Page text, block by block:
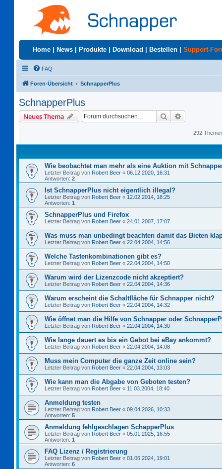
Home News Produkte Download Bestellen Support-
FAQ
Foren-Übersicht SchnapperPlus
SchnapperPlus
Neues Thema Suche
292
Wie beobachtet man mehr als eine Auktion mit
Letzter Beitrag von Robert Beer « 06.12.2020, 16:31
Antworten: 2
Ist SchnapperPlus nicht eigentlich illegal?
Letzter Beitrag von Robert Beer « 12.02.2014, 18:25
Antworten: 1
SchnapperPlus und Firefox
Letzter Beitrag von Robert Beer « 24.01.2007, 17:07
Was muss man unbedingt beachten damit das Bieten
Letzter Beitrag von Robert Beer « 22.04.2004, 14:56
Welche Tastenkombinationen gibt es?
Letzter Beitrag von Robert Beer « 22.04.2004, 14:50
Warum wird der Lizenzcode nicht akzeptiert?
Letzter Beitrag von Robert Beer « 22.04.2004, 14:36
Warum erscheint die Schaltfläche für Schnapper nicht?
Letzter Beitrag von Robert Beer « 22.04.2004, 14:32
Wie öffnet man die Hilfe von Schnapper oder
Letzter Beitrag von Robert Beer « 22.04.2004, 14:30
Wie lange dauert es bis ein Gebot bei eBay ankommt?
Letzter Beitrag von Robert Beer « 22.04.2004, 14:08
Muss mein Computer die ganze Zeit online sein?
Letzter Beitrag von Robert Beer « 22.04.2004, 13:03
Wie kann man die Abgabe von Geboten testen?
Letzter Beitrag von Robert Beer « 11.03.2004, 18:40
Anmeldung testen
Letzter Beitrag von Robert Beer « 09.04.2026, 10:33
Antworten: 5
Anmeldung fehlgeschlagen SchapperPlus
Letzter Beitrag von Robert Beer « 05.01.2025, 16:55
Antworten: 1
FAQ Lizenz / Registrierung
Letzter Beitrag von Robert Beer « 01.06.2024, 19:01
Antworten: 6